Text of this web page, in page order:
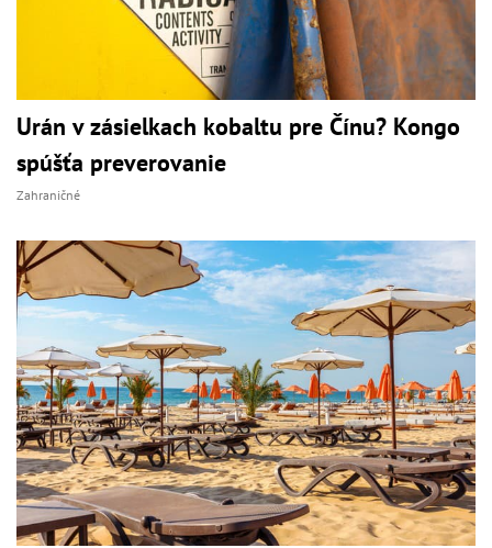
Urán v zásielkach kobaltu pre Čínu? Kongo
spúšťa preverovanie
Zahraničné